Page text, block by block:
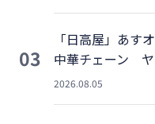
03
「日高屋」あ
中華チェーン
2026.08.05